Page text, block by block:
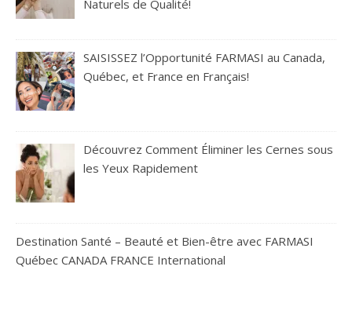
Naturels de Qualité!
SAISISSEZ l’Opportunité FARMASI au Canada,
Québec, et France en Français!
Découvrez Comment Éliminer les Cernes sous
les Yeux Rapidement
Destination Santé – Beauté et Bien-être avec FARMASI
Québec CANADA FRANCE International